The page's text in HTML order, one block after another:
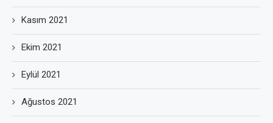
Kasım 2021
Ekim 2021
Eylül 2021
Ağustos 2021